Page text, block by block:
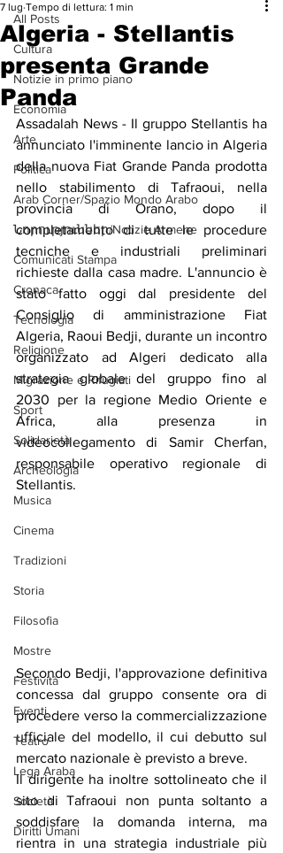
All Posts
Cultura
Notizie in primo piano
Economia
Arte
Politica
Arab Corner/Spazio Mondo Arabo
Նորություններ/Notizie Armene
Comunicati Stampa
Cronaca
Tecnologia
Religione
Migrazione e Rifugiati
Sport
Solidarietà
Archeologia
Musica
Cinema
Tradizioni
Storia
Filosofia
Mostre
Festività
Eventi
Teatro
Lega Araba
Società
Diritti Umani
Algeria - Stellantis
presenta Grande
Panda
7 lug Tempo di lettura: 1 min
Assadalah News - Il gruppo Stellantis ha
annunciato l'imminente lancio in Algeria
della nuova Fiat Grande Panda prodotta
nello stabilimento di Tafraoui, nella
provincia di Orano, dopo il
completamento di tutte le procedure
tecniche e industriali preliminari
richieste dalla casa madre. L'annuncio è
stato fatto oggi dal presidente del
Consiglio di amministrazione Fiat
Algeria, Raoui Bedji, durante un incontro
organizzato ad Algeri dedicato alla
strategia globale del gruppo fino al
2030 per la regione Medio Oriente e
Africa, alla presenza in
videocollegamento di Samir Cherfan,
responsabile operativo regionale di
Stellantis.
Secondo Bedji, l'approvazione definitiva
concessa dal gruppo consente ora di
procedere verso la commercializzazione
ufficiale del modello, il cui debutto sul
mercato nazionale è previsto a breve.
Il dirigente ha inoltre sottolineato che il
sito di Tafraoui non punta soltanto a
soddisfare la domanda interna, ma
rientra in una strategia industriale più